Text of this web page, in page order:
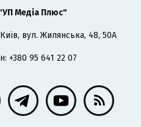
Медіа Плюс"
вул. Жилянська, 48, 50А
+380 95 641 22 07